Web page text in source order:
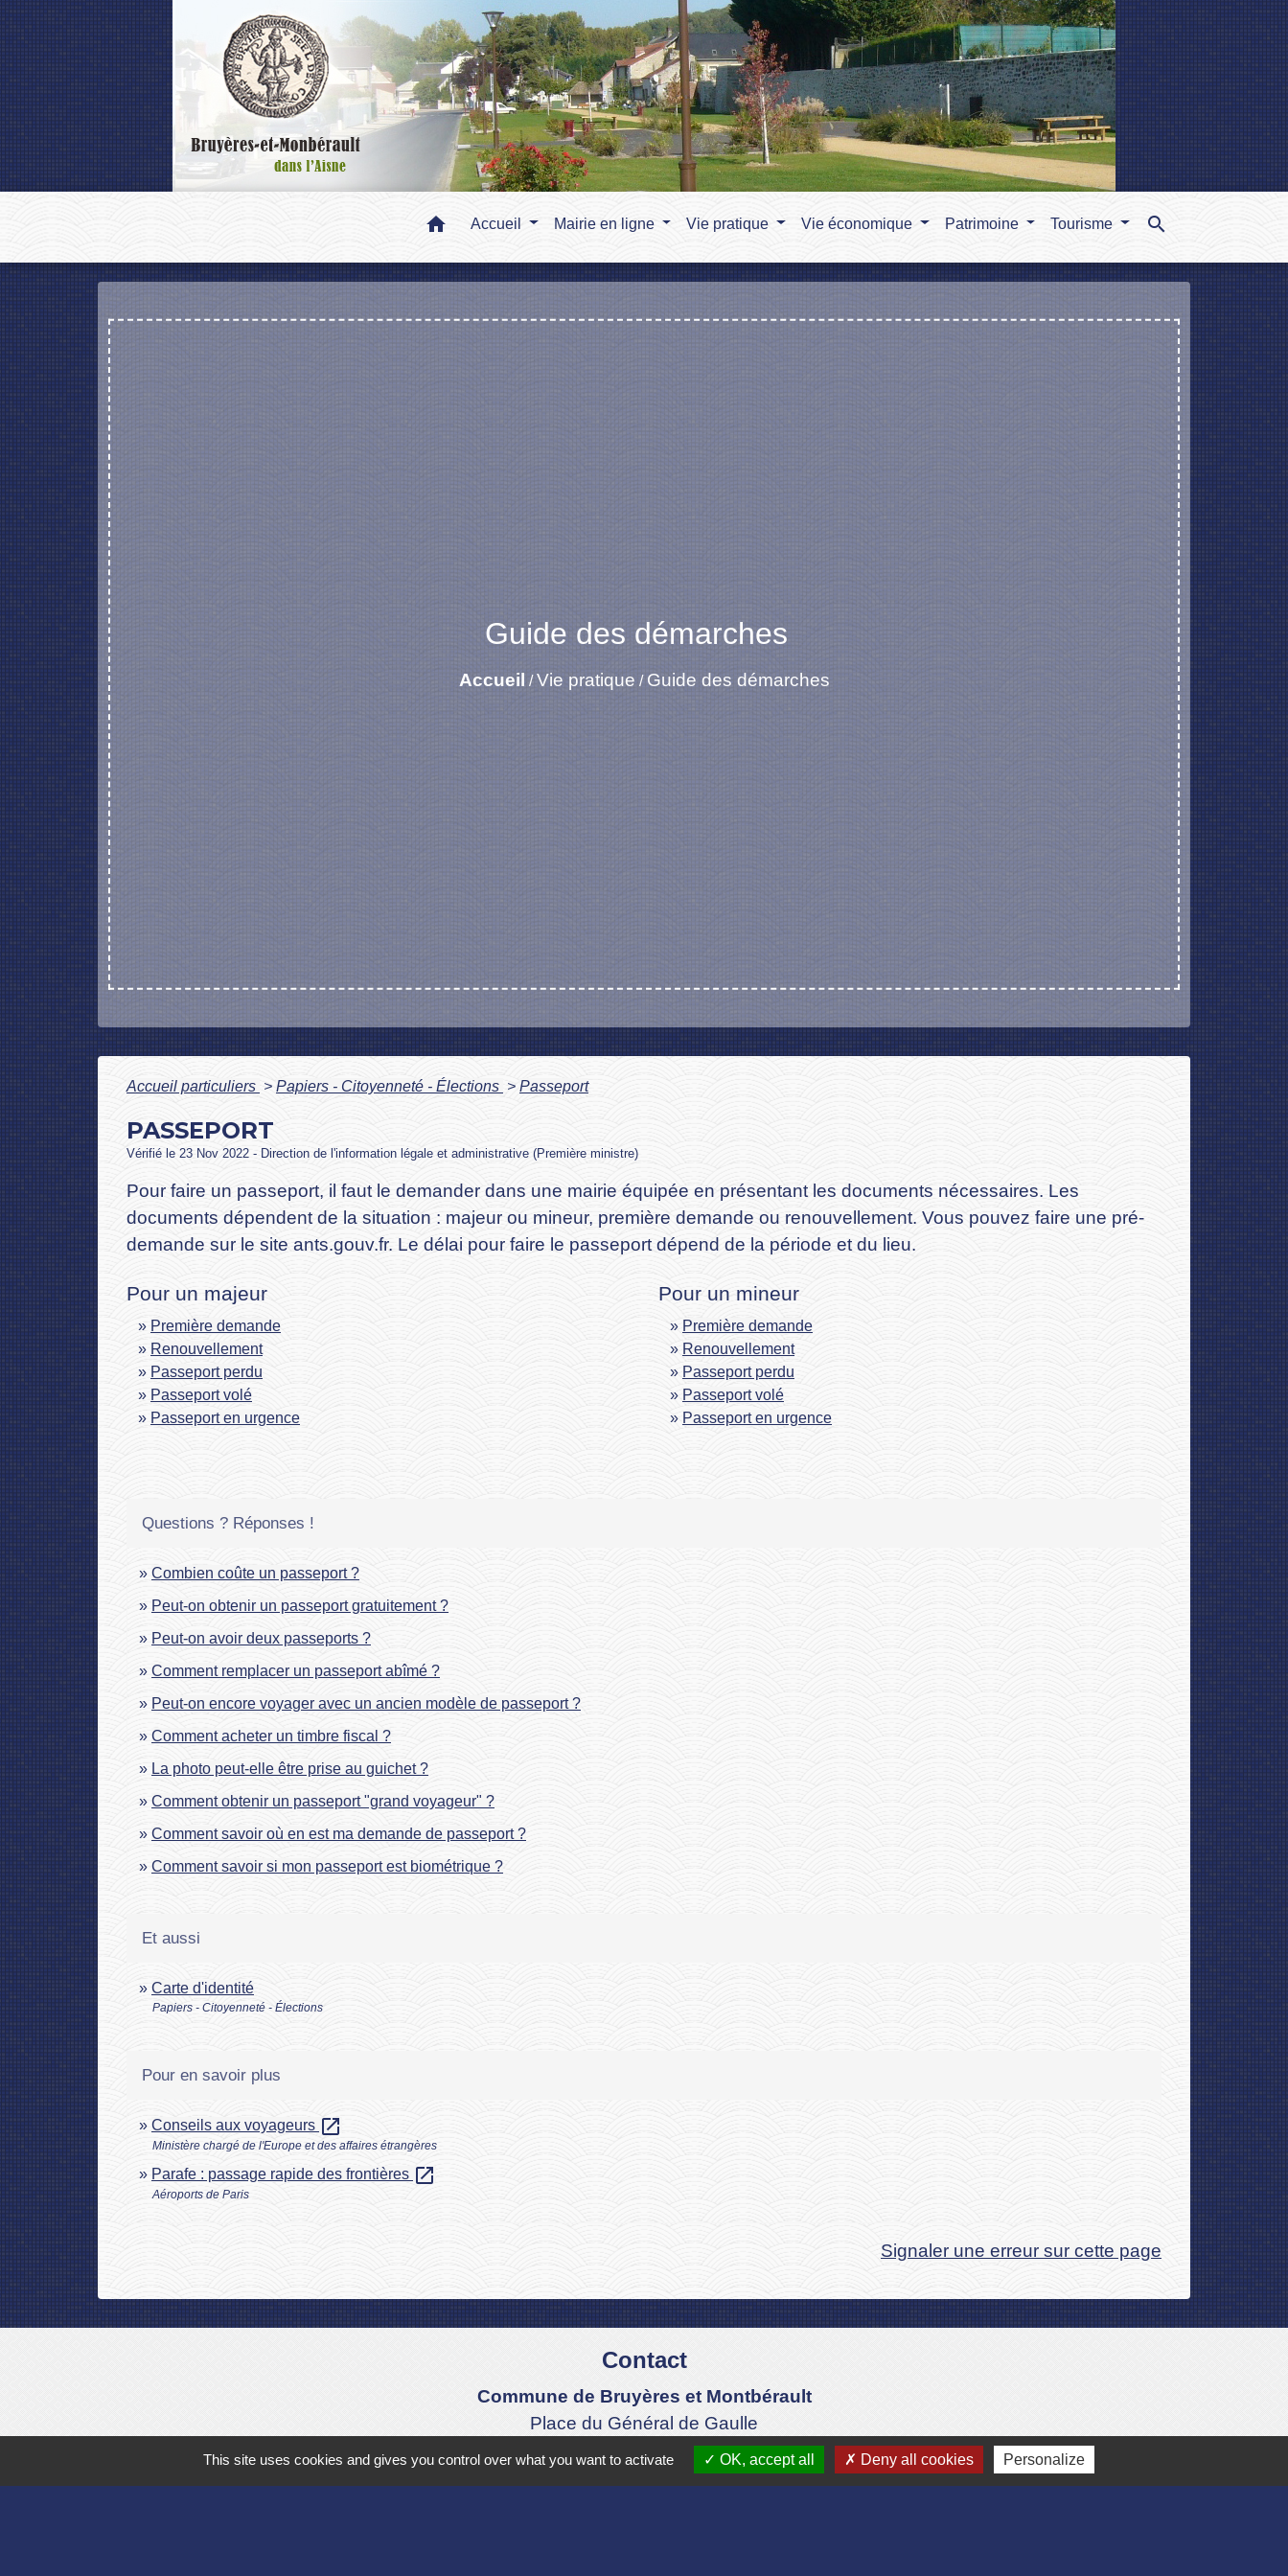
home Accueil Mairie en ligne Vie pratique Vie économique Patrimoine Tourisme search
Guide des démarches
Accueil /Vie pratique / Guide des démarches
Accueil particuliers > Papiers - Citoyenneté - Élections > Passeport
PASSEPORT
Vérifié le 23 Nov 2022 - Direction de l'information légale et administrative (Première ministre)
Pour faire un passeport, il faut le demander dans une mairie équipée en présentant les documents nécessaires. Les
documents dépendent de la situation : majeur ou mineur, première demande ou renouvellement. Vous pouvez faire une pré-
demande sur le site ants.gouv.fr. Le délai pour faire le passeport dépend de la période et du lieu.
Pour un majeur
Première demande
Renouvellement
Passeport perdu
Passeport volé
Passeport en urgence
Pour un mineur
Première demande
Renouvellement
Passeport perdu
Passeport volé
Passeport en urgence
Questions ? Réponses !
Combien coûte un passeport ?
Peut-on obtenir un passeport gratuitement ?
Peut-on avoir deux passeports ?
Comment remplacer un passeport abîmé ?
Peut-on encore voyager avec un ancien modèle de passeport ?
Comment acheter un timbre fiscal ?
La photo peut-elle être prise au guichet ?
Comment obtenir un passeport "grand voyageur" ?
Comment savoir où en est ma demande de passeport ?
Comment savoir si mon passeport est biométrique ?
Et aussi
Carte d'identité
Papiers - Citoyenneté - Élections
Pour en savoir plus
Conseils aux voyageurs open_in_new
Ministère chargé de l'Europe et des affaires étrangères
Parafe : passage rapide des frontières open_in_new
Aéroports de Paris
Signaler une erreur sur cette page
Contact
Commune de Bruyères et Montbérault
Place du Général de Gaulle
02860 Bruyères-et-Montbérault - FRANCE
+33 3 23 24 74 77
This site uses cookies and gives you control over what you want to activate OK, accept all Deny all cookies Personalize